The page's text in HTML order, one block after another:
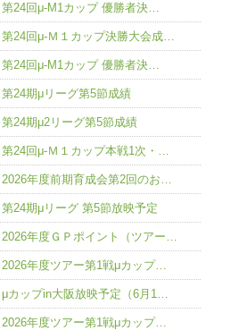
第24回μ-M1カップ 優勝者決…
第24回μ-Ｍ１カップ決勝大会成…
第24回μ-M1カップ 優勝者決…
第24期μリーグ第5節成績
第24期μ2リーグ第5節成績
第24回μ-Ｍ１カップ本戦1次・…
2026年度前期育成会第2回のお…
第24期μリーグ 第5節放映予定
2026年度ＧＰポイント（ツアー…
2026年度ツアー第1戦μカップ…
μカップin大阪放映予定（6月1…
2026年度ツアー第1戦μカップ…